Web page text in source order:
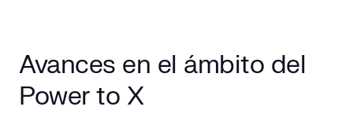
Avances en el ámbito del
Power to X